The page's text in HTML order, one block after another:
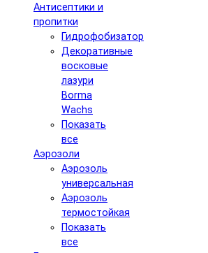
Антисептики и
пропитки
Гидрофобизатор
Декоративные
восковые
лазури
Borma
Wachs
Показать
все
Аэрозоли
Аэрозоль
универсальная
Аэрозоль
термостойкая
Показать
все